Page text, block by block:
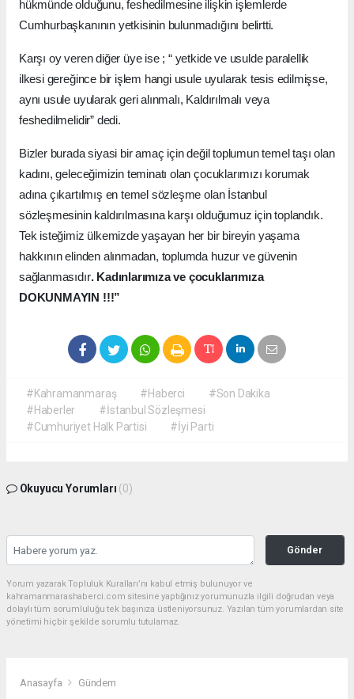
hükmünde olduğunu, feshedilmesine ilişkin işlemlerde
Cumhurbaşkanının yetkisinin bulunmadığını belirtti.
Karşı oy veren diğer üye ise ; “ yetkide ve usulde paralellik
ilkesi gereğince bir işlem hangi usule uyularak tesis edilmişse,
aynı usule uyularak geri alınmalı, Kaldırılmalı veya
feshedilmelidir” dedi.
Bizler burada siyasi bir amaç için değil toplumun temel taşı olan
kadını, geleceğimizin teminatı olan çocuklarımızı korumak
adına çıkartılmış en temel sözleşme olan İstanbul
sözleşmesinin kaldırılmasına karşı olduğumuz için toplandık.
Tek isteğimiz ülkemizde yaşayan her bir bireyin yaşama
hakkının elinden alınmadan, toplumda huzur ve güvenin
sağlanmasıdır. Kadınlarımıza ve çocuklarımıza
DOKUNMAYIN !!!”
#Kahramanmaraş #Haberci
#Son Dakika
#Haberler
#İstanbul Sözleşmesi
#Cumhuriyet Halk Partisi
#İyi Parti
Okuyucu Yorumları (0)
Gönder
Yorum yazarak Topluluk Kuralları’nı kabul etmiş bulunuyor ve
kahramanmarashaberci.com sitesine yaptığınız yorumunuzla ilgili doğrudan veya
dolaylı tüm sorumluluğu tek başınıza üstleniyorsunuz. Yazılan tüm yorumlardan site
yönetimi hiçbir şekilde sorumlu tutulamaz.
Anasayfa Gündem